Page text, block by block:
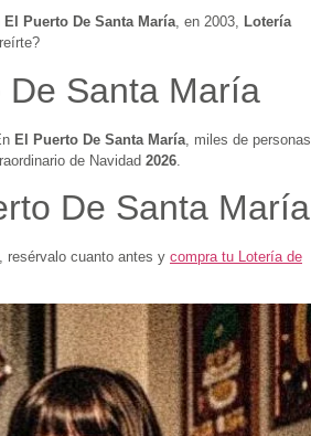
El Puerto De Santa María, en 2003, Lotería
De Santa María
El Puerto De Santa María , miles de personas
de Navidad 2026
De Santa María
resérvalo cuanto antes y compra tu Lotería de